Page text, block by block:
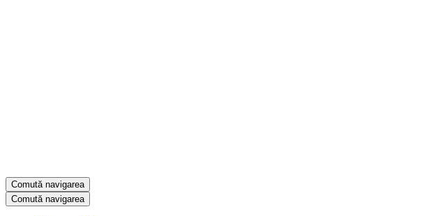
Comută navigarea
Comută navigarea